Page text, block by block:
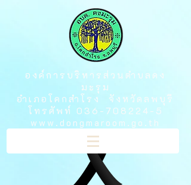
องค์การบริหารส่วนตำบลดง
มะรุม
อำเภอโคกสำโรง จังหวัดลพบุรี
โทรศัพท์ 036-708224-5
www.dongmaroom.go.th